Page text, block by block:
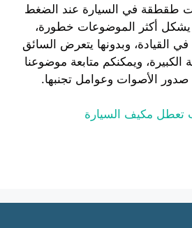
طقطقة في السيارة عند الضغط
يشكل أكثر الموضوعات خطورة،
القيادة، وبدونها يتعرض السائق
الكبيرة، ويمكنكم متابعة موضوعنا
صدور الأصوات وعوامل تجنبها.
تعطل مكيف السيارة